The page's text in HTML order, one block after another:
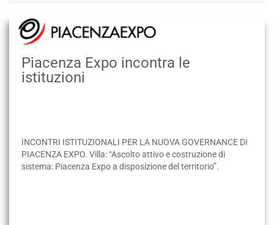
Piacenza Expo incontra le
istituzioni
INCONTRI ISTITUZIONALI PER LA NUOVA GOVERNANCE DI
PIACENZA EXPO. Villa: “Ascolto attivo e costruzione di
sistema: Piacenza Expo a disposizione del territorio”.